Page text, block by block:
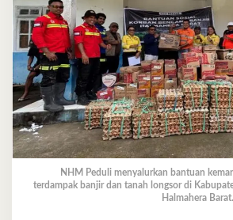
NHM Peduli menyalurkan bantuan
terdampak banjir dan tanah longsor di
Halmahera